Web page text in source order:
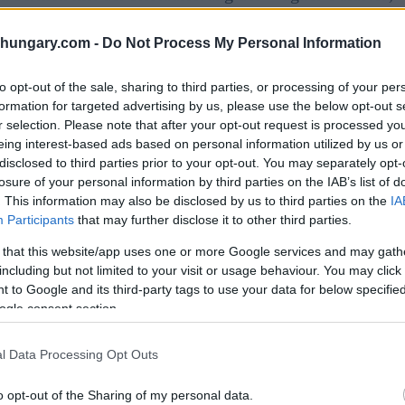
- Do Not Process My Personal Information
opt-out of the sale, sharing to third parties, or processing of your
for targeted advertising by us, please use the below opt-out
selection. Please note that after your opt-out request is processed
interest-based ads based on personal information utilized by us
to third parties prior to your opt-out. You may separately
of your personal information by third parties on the IAB’s list of
This information may also be disclosed by us to third parties on the
Participants that may further disclose it to other third parties.
that this website/app uses one or more Google services and may
but not limited to your visit or usage behaviour. You may
to Google and its third-party tags to use your data for below
consent section.
Data Processing Opt Outs
opt-out of the Sharing of my personal data.
das in den 1980 er Jahren einen postmodernen
werden, stehen teilweise unter
wie möglich von ihrem ursprünglichen Aussehen
Grundfläche der Budapester Paläste zu
Stile aus dem 19., 20. und 21. Jahrhundert zu
in der Nähe der Donau und nur wenig von
und der Großen Markthalle Budapests entfernt.
lesenHIER.